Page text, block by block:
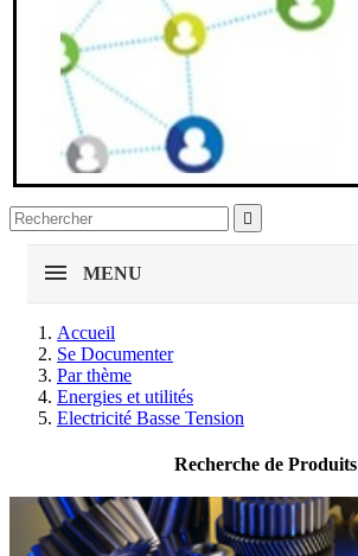

MENU
Accueil
Se Documenter
Par thème
Energies et utilités
Electricité Basse Tension
Recherche de Produits